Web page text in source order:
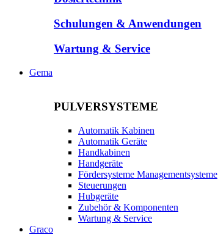
Schulungen & Anwendungen
Wartung & Service
Gema
PULVERSYSTEME
Automatik Kabinen
Automatik Geräte
Handkabinen
Handgeräte
Fördersysteme Managementsysteme
Steuerungen
Hubgeräte
Zubehör & Komponenten
Wartung & Service
Graco